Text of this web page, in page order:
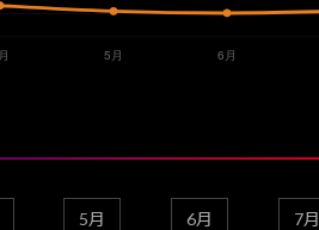
5月 6月 7月